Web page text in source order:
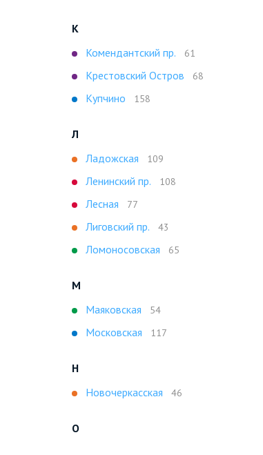
К
Комендантский пр.
61
Крестовский Остров 68
Купчино 158
Л
Ладожская
109
Ленинский пр. 108
Лесная 77
Лиговский пр. 43
Ломоносовская 65
М
Маяковская
54
Московская 117
Н
Новочеркасская
46
О